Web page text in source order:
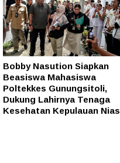
Bobby Nasution Siapkan
Beasiswa Mahasiswa
Poltekkes Gunungsitoli,
Dukung Lahirnya Tenaga
Kesehatan Kepulauan Nias